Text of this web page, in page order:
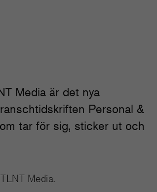
Media är det nya
Personal &
tar för sig, sticker ut och
Media.